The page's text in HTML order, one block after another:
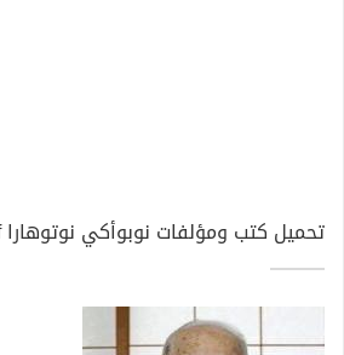
تحميل كتب ومؤلفات نوبوأكي نوتوهارا pdf